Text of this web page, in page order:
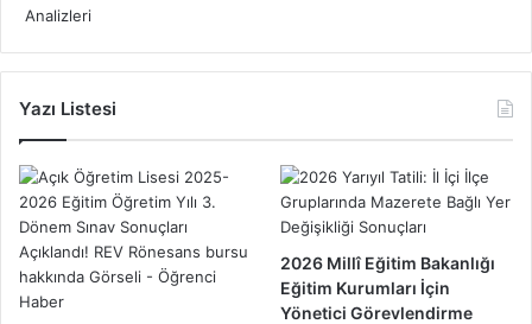
Yazı Listesi
2026 Millî Eğitim Bakanlığı
Eğitim Kurumları İçin
Yönetici Görevlendirme